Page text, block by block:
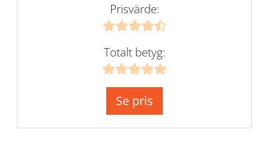
Prisvärde:
Totalt betyg:
Se pris